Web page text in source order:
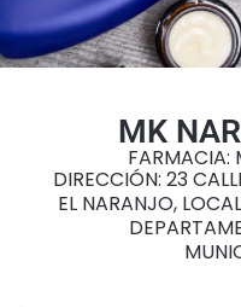
MK
FARMACIA:
DIRECCIÓN: 23
EL NARANJO,